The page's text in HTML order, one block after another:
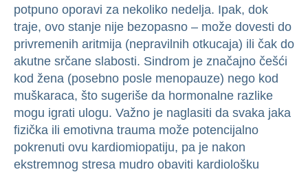
potpuno oporavi za nekoliko nedelja. Ipak, dok
traje, ovo stanje nije bezopasno – može dovesti do
privremenih aritmija (nepravilnih otkucaja) ili čak do
akutne srčane slabosti. Sindrom je značajno češći
kod žena (posebno posle menopauze) nego kod
muškaraca, što sugeriše da hormonalne razlike
mogu igrati ulogu. Važno je naglasiti da svaka jaka
fizička ili emotivna trauma može potencijalno
pokrenuti ovu kardiomiopatiju, pa je nakon
ekstremnog stresa mudro obaviti kardiološku